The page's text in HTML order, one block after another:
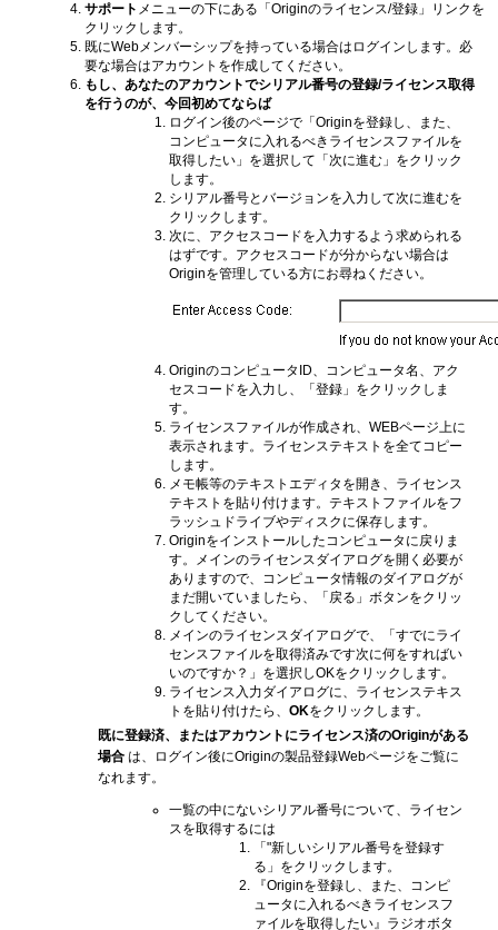
サポート メニューの下にある「Originのライセンス/登録」リンクを
クリックします。
既にWebメンバーシップを持っている場合はログインします。必
要な場合はアカウントを作成してください。
もし、あなたのアカウントでシリアル番号の登録/ライセンス取得
を行うのが、今回初めてならば
ログイン後のページで「Originを登録し、また、
コンピュータに入れるべきライセンスファイルを
取得したい」を選択して「次に進む」をクリック
します。
シリアル番号とバージョンを入力して次に進むを
クリックします。
次に、アクセスコードを入力するよう求められる
はずです。アクセスコードが分からない場合は
Originを管理している方にお尋ねください。
OriginのコンピュータID、コンピュータ名、アク
セスコードを入力し、「登録」をクリックしま
す。
ライセンスファイルが作成され、WEBページ上に
表示されます。ライセンステキストを全てコピー
します。
メモ帳等のテキストエディタを開き、ライセンス
テキストを貼り付けます。テキストファイルをフ
ラッシュドライブやディスクに保存します。
Originをインストールしたコンピュータに戻りま
す。メインのライセンスダイアログを開く必要が
ありますので、コンピュータ情報のダイアログが
まだ開いていましたら、「戻る」ボタンをクリッ
クしてください。
メインのライセンスダイアログで、「すでにライ
センスファイルを取得済みです次に何をすればい
いのですか？」を選択しOKをクリックします。
ライセンス入力ダイアログに、ライセンステキス
トを貼り付けたら、 OKをクリックします。
既に登録済、またはアカウントにライセンス済のOriginがある
場合 は、ログイン後にOriginの製品登録Webページをご覧に
なれます。
一覧の中にないシリアル番号について、ライセン
スを取得するには
「"新しいシリアル番号を登録す
る」をクリックします。
『Originを登録し、また、コンピ
ュータに入れるべきライセンスフ
ァイルを取得したい』ラジオボタ